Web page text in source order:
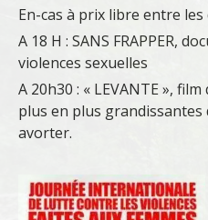
En-cas à prix libre entre les
A 18 H : SANS FRAPPER,
violences sexuelles
A 20h30 : « LEVANTE »,
plus en plus grandissantes
avorter.